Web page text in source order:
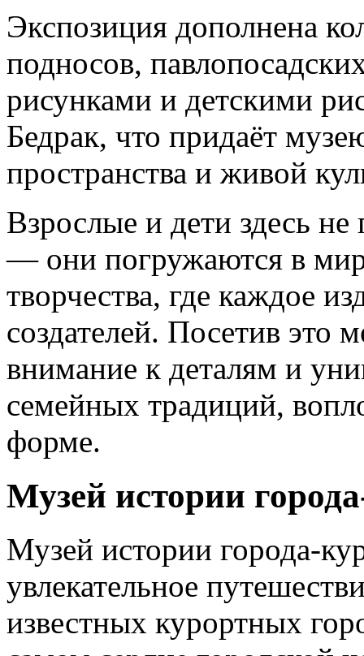
Экспозиция дополнена
подносов,
рисунками и детскими
Бедрак, что придаёт
пространства и живой
Взрослые и дети здесь
— они погружаются в
творчества, где каждое
создателей. Посетив это
внимание к деталям и
семейных традиций,
форме.
Музей истории
Музей истории города-
увлекательное
известных курортных